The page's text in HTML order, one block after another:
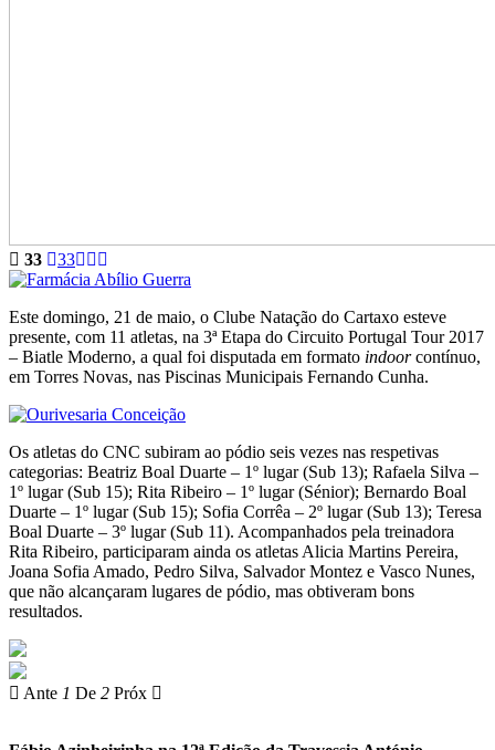
33 33
Este domingo, 21 de maio, o Clube Natação do Cartaxo esteve
presente, com 11 atletas, na 3ª Etapa do Circuito Portugal Tour 2017
– Biatle Moderno, a qual foi disputada em formato indoorcontínuo,
em Torres Novas, nas Piscinas Municipais Fernando Cunha.
Os atletas do CNC subiram ao pódio seis vezes nas respetivas
categorias: Beatriz Boal Duarte – 1º lugar (Sub 13); Rafaela Silva –
1º lugar (Sub 15); Rita Ribeiro – 1º lugar (Sénior); Bernardo Boal
Duarte – 1º lugar (Sub 15); Sofia Corrêa – 2º lugar (Sub 13); Teresa
Boal Duarte – 3º lugar (Sub 11). Acompanhados pela treinadora
Rita Ribeiro, participaram ainda os atletas Alicia Martins Pereira,
Joana Sofia Amado, Pedro Silva, Salvador Montez e Vasco Nunes,
que não alcançaram lugares de pódio, mas obtiveram bons
resultados.
Ante 1 De 2 Próx